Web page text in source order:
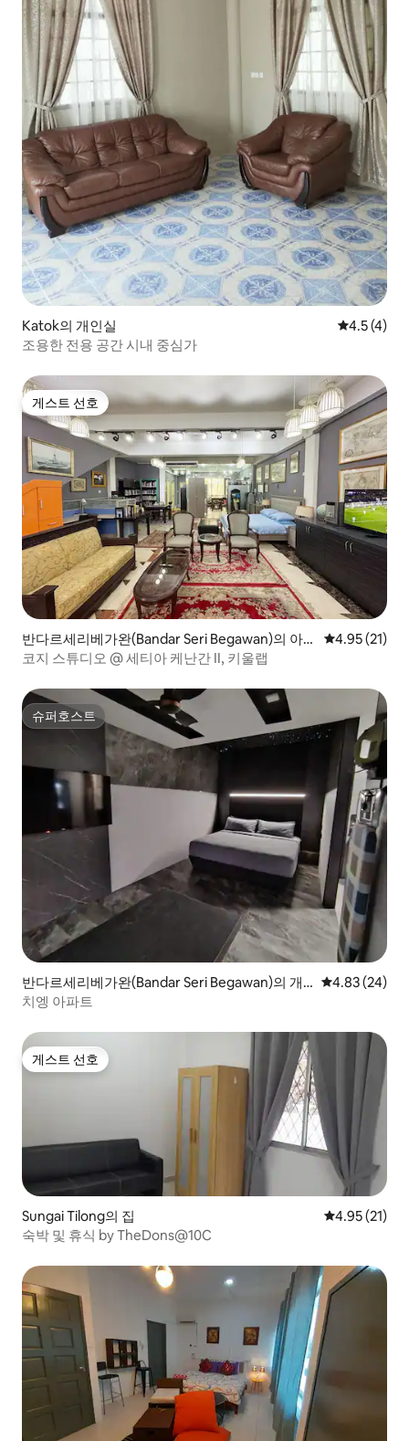
Katok의 개인실 평점 4.5점
4.5 (4)
조용한 전용 공간 시내 중심가
게스트 선호
게스트 선호
반다르세리베가완(Bandar Seri Begawan)의 아파
트
평점 4.95점
4.95 (21)
코지 스튜디오 @ 세티아 케난간 II, 키울랩
슈퍼호스트
슈퍼호스트
반다르세리베가완(Bandar Seri Begawan)의 개
인실
평점 4.83점(5
4.83 (24)
치엥 아파트
게스트 선호
게스트 선호
Sungai Tilong의 집 평점 4.95점
4.95 (21)
숙박 및 휴식 by TheDons@10C